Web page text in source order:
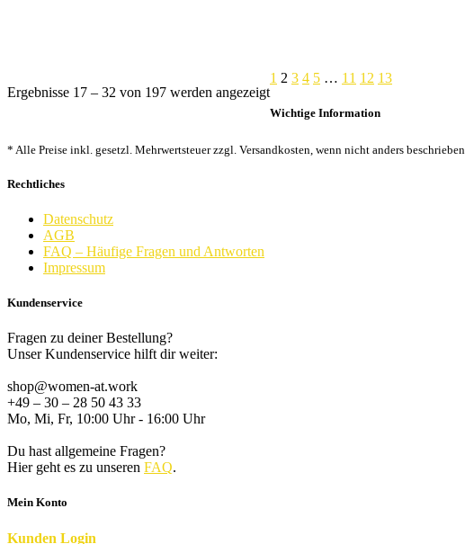
Ergebnisse 17 – 32 von 197 werden angezeigtNach
Beliebtheit
sortiert
1 2 3 4 5 … 11 12 13
Wichtige Information
* Alle Preise inkl. gesetzl. Mehrwertsteuer zzgl. Versandkosten, wenn nicht anders beschrieben
Rechtliches
Datenschutz
AGB
FAQ – Häufige Fragen und Antworten
Impressum
Kundenservice
Fragen zu deiner Bestellung?
Unser Kundenservice hilft dir weiter:
shop@women-at.work
+49 – 30 – 28 50 43 33
Mo, Mi, Fr, 10:00 Uhr - 16:00 Uhr
Du hast allgemeine Fragen?
Hier geht es zu unseren FAQ.
Mein Konto
Kunden Login